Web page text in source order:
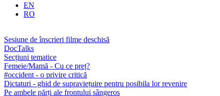
EN
RO
Sesiune de înscrieri filme deschisă
DocTalks
Secțiuni tematice
Femeie/Mamă - Cu ce preț?
#occident - o privire critică
Dictaturi - ghid de supraviețuire pentru posibila lor revenire
Pe ambele părți ale frontului sângeros